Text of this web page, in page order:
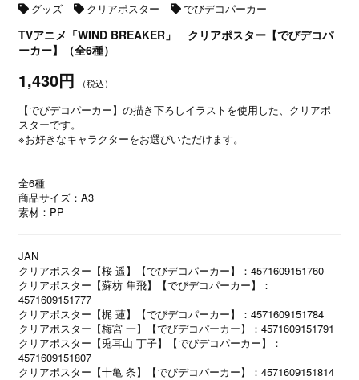
グッズ クリアポスター でびデコパーカー
TVアニメ「WIND BREAKER」 クリアポスター【でびデコパ
ーカー】（全6種）
1,430円 （税込）
【でびデコパーカー】の描き下ろしイラストを使用した、クリアポ
スターです。
※お好きなキャラクターをお選びいただけます。
全6種
商品サイズ：A3
素材：PP
JAN
クリアポスター【桜 遥】【でびデコパーカー】：4571609151760
クリアポスター【蘇枋 隼飛】【でびデコパーカー】：
4571609151777
クリアポスター【梶 蓮】【でびデコパーカー】：4571609151784
クリアポスター【梅宮 一】【でびデコパーカー】：4571609151791
クリアポスター【兎耳山 丁子】【でびデコパーカー】：
4571609151807
クリアポスター【十亀 条】【でびデコパーカー】：4571609151814